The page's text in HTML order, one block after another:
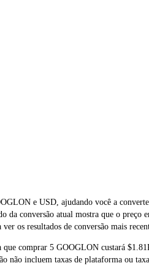
e USD, ajudando você a
da conversão atual mostra que o
os resultados de conversão mais
comprar 5 GOOGLON custará
não incluem taxas de plataforma ou